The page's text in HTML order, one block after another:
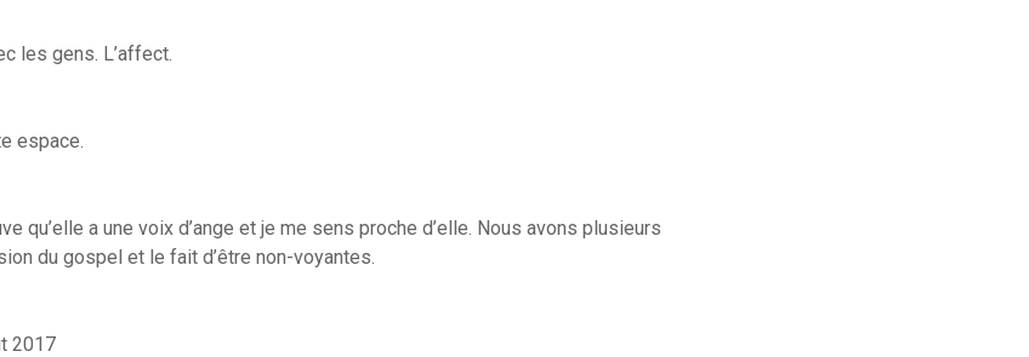
les gens. L’affect.
espace.
qu’elle a une voix d’ange et je me sens proche d’elle. Nous avons plusieurs
du gospel et le fait d’être non-voyantes.
2017